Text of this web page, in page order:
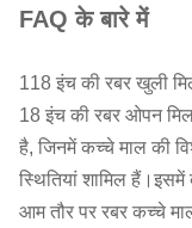
FAQ के बारे में
118 इंच की रबर खुली
18 इंच की रबर ओपन मिल
है, जिनमें कच्चे माल की
स्थितियां शामिल हैं।इसमें
आम तौर पर रबर कच्चे